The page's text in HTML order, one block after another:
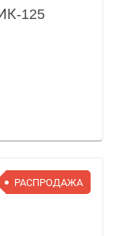
125
РАСПРОДАЖА